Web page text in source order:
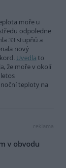
moře u
odpoledne
33 stupňů a
nový
Uvedla to
že moře v okolí
teploty na
reklama
v obvodu